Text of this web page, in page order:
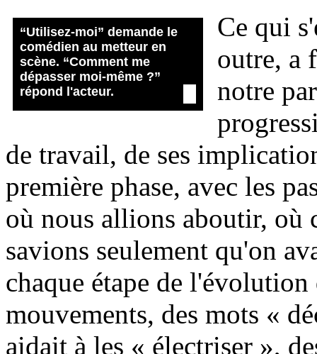
“Utilisez-moi” demande le
comédien au metteur en
scène. “Comment me
dépasser moi-même ?”
répond l'acteur.
Ce qui
outre, a
notre
de travail, de ses
première phase, avec les
où nous allions aboutir, où
savions seulement qu'on
chaque étape de
mouvements, des mots «
aidait à les « électriser »,